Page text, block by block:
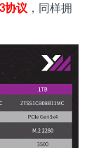
协议 ，同样拥